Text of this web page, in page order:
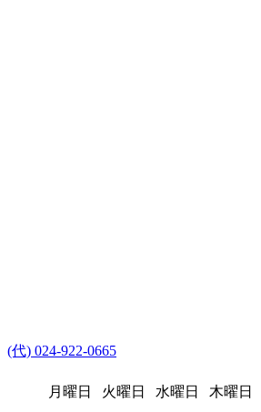
(代) 024-922-0665
月曜日 火曜日 水曜日 木曜日